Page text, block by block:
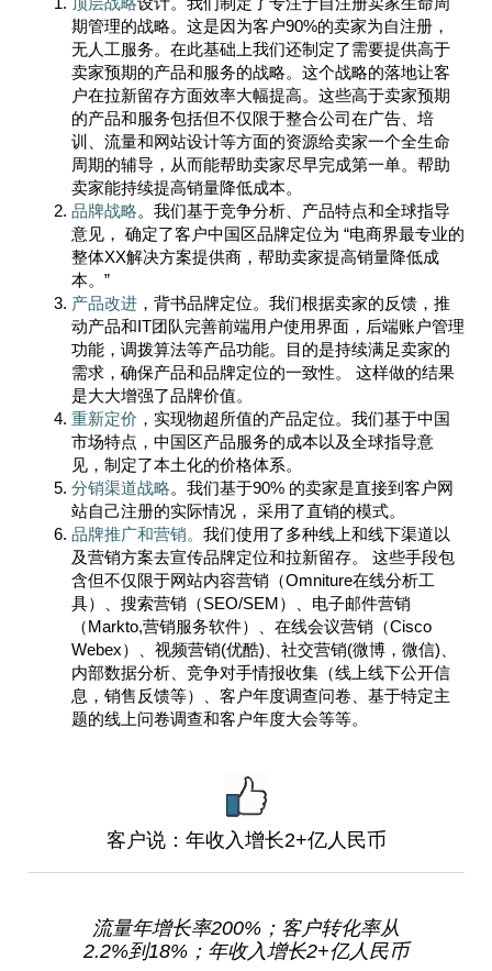
期管理的战略。这是因为客户90%的卖家为自注册，
无人工服务。在此基础上我们还制定了需要提供高于
卖家预期的产品和服务的战略。这个战略的落地让客
户在拉新留存方面效率大幅提高。这些高于卖家预期
的产品和服务包括但不仅限于整合公司在广告、培
训、流量和网站设计等方面的资源给卖家一个全生命
周期的辅导，从而能帮助卖家尽早完成第一单。帮助
卖家能持续提高销量降低成本。
品牌战略。我们基于竞争分析、产品特点和全球指导
意见， 确定了客户中国区品牌定位为 “电商界最专业的
整体XX解决方案提供商，帮助卖家提高销量降低成
本。”
产品改进 ，背书品牌定位。我们根据卖家的反馈，推
动产品和IT团队完善前端用户使用界面，后端账户管理
功能，调拨算法等产品功能。目的是持续满足卖家的
需求，确保产品和品牌定位的一致性。 这样做的结果
是大大增强了品牌价值。
重新定价 ，实现物超所值的产品定位。我们基于中国
市场特点，中国区产品服务的成本以及全球指导意
见，制定了本土化的价格体系。
分销渠道战略。我们基于90% 的卖家是直接到客户网
站自己注册的实际情况， 采用了直销的模式。
品牌推广和营销。 我们使用了多种线上和线下渠道以
及营销方案去宣传品牌定位和拉新留存。 这些手段包
含但不仅限于网站内容营销（Omniture在线分析工
具）、搜索营销（SEO/SEM）、电子邮件营销
（Markto,营销服务软件）、在线会议营销（Cisco
Webex）、视频营销(优酷)、社交营销(微博，微信)、
内部数据分析、竞争对手情报收集（线上线下公开信
息，销售反馈等）、客户年度调查问卷、基于特定主
题的线上问卷调查和客户年度大会等等。
客户说：年收入增长2+亿人民币
流量年增长率200%；客户转化率从
2.2%到18%；年收入增长2+亿人民币